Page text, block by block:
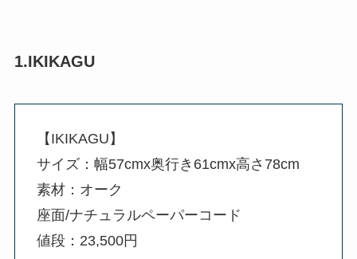
1.IKIKAGU
【IKIKAGU】
サイズ：幅57cmx奥行き61cmx高さ78cm
素材：オーク
座面/ナチュラルペーパーコード
値段：23,500円